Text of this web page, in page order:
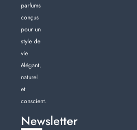
parfums
conçus
pour un
style de
vie
élégant,
naturel
et
conscient.
Newsletter